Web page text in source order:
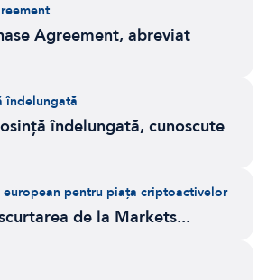
Agreement, abreviat
îndelungată
îndelungată, cunoscute
european pentru piața criptoactivelor
de la Markets...